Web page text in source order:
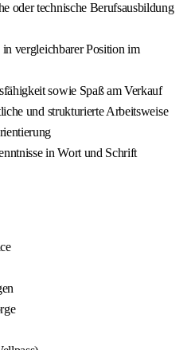
oder technische Berufsausbildung
vergleichbarer Position im
sowie Spaß am Verkauf
und strukturierte Arbeitsweise
in Wort und Schrift